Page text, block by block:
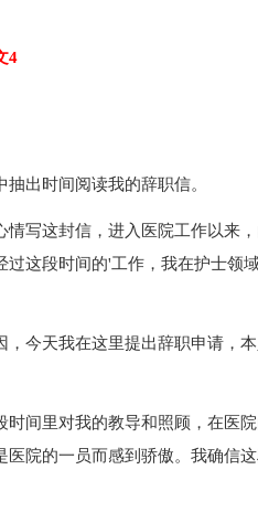
4
出时间阅读我的辞职信。
情写这封信，进入医院工作以来
过这段时间的'工作，我在护士领
，今天我在这里提出辞职申请，
时间里对我的教导和照顾，在医
医院的一员而感到骄傲。我确信